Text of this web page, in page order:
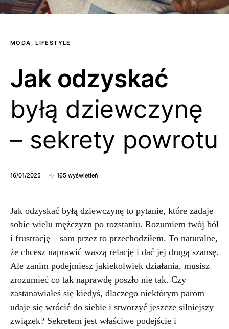
MODA, LIFESTYLE
Jak odzyskać
byłą dziewczynę
– sekrety powrotu
16/01/2025 165 wyświetleń
Jak odzyskać byłą dziewczynę to pytanie, które zadaje
sobie wielu mężczyzn po rozstaniu. Rozumiem twój ból
i frustrację – sam przez to przechodziłem. To naturalne,
że chcesz naprawić waszą relację i dać jej drugą szansę.
Ale zanim podejmiesz jakiekolwiek działania, musisz
zrozumieć co tak naprawdę poszło nie tak. Czy
zastanawiałeś się kiedyś, dlaczego niektórym parom
udaje się wrócić do siebie i stworzyć jeszcze silniejszy
związek? Sekretem jest właściwe podejście i